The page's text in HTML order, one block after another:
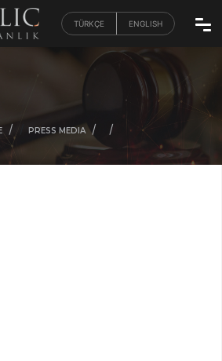
TÜRKÇE ENGLISH
/ PRESS MEDIA / /